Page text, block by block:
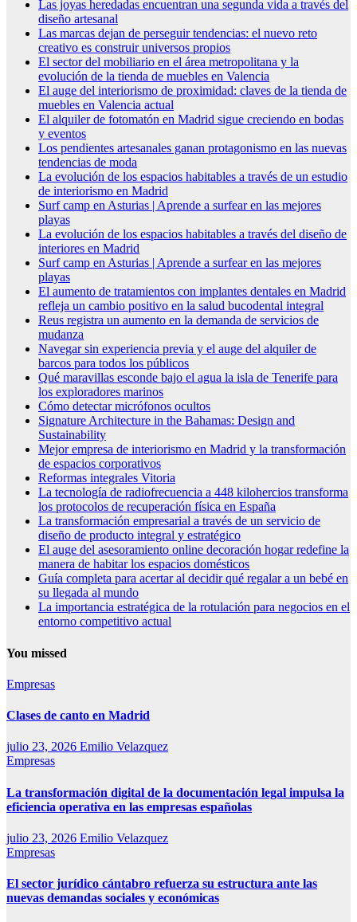
Las joyas heredadas encuentran una segunda vida a través del
diseño artesanal
Las marcas dejan de perseguir tendencias: el nuevo reto
creativo es construir universos propios
El sector del mobiliario en el área metropolitana y la
evolución de la tienda de muebles en Valencia
El auge del interiorismo de proximidad: claves de la tienda de
muebles en Valencia actual
El alquiler de fotomatón en Madrid sigue creciendo en bodas
y eventos
Los pendientes artesanales ganan protagonismo en las nuevas
tendencias de moda
La evolución de los espacios habitables a través de un estudio
de interiorismo en Madrid
Surf camp en Asturias | Aprende a surfear en las mejores
playas
La evolución de los espacios habitables a través del diseño de
interiores en Madrid
Surf camp en Asturias | Aprende a surfear en las mejores
playas
El aumento de tratamientos con implantes dentales en Madrid
refleja un cambio positivo en la salud bucodental integral
Reus registra un aumento en la demanda de servicios de
mudanza
Navegar sin experiencia previa y el auge del alquiler de
barcos para todos los públicos
Qué maravillas esconde bajo el agua la isla de Tenerife para
los exploradores marinos
Cómo detectar micrófonos ocultos
Signature Architecture in the Bahamas: Design and
Sustainability
Mejor empresa de interiorismo en Madrid y la transformación
de espacios corporativos
Reformas integrales Vitoria
La tecnología de radiofrecuencia a 448 kilohercios transforma
los protocolos de recuperación física en España
La transformación empresarial a través de un servicio de
diseño de producto integral y estratégico
El auge del asesoramiento online decoración hogar redefine la
manera de habitar los espacios domésticos
Guía completa para acertar al decidir qué regalar a un bebé en
su llegada al mundo
La importancia estratégica de la rotulación para negocios en el
entorno competitivo actual
You missed
Empresas
Clases de canto en Madrid
julio 23, 2026 Emilio Velazquez
Empresas
La transformación digital de la documentación legal impulsa la
eficiencia operativa en las empresas españolas
julio 23, 2026 Emilio Velazquez
Empresas
El sector jurídico cántabro refuerza su estructura ante las
nuevas demandas sociales y económicas